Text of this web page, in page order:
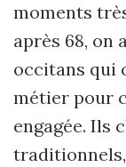
moments
après 68, on
occitans qui
métier pour
engagée. Ils
traditionnels,